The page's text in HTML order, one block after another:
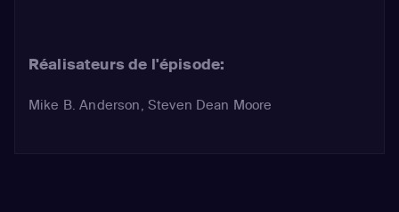
Réalisateurs de l'épisode:
Mike B. Anderson, Steven Dean Moore